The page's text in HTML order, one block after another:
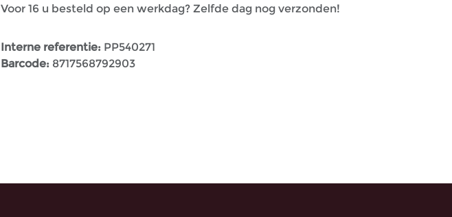
Voor 16 u besteld op een werkdag? Zelfde dag nog verzonden!
Interne referentie: PP540271
Barcode: 8717568792903